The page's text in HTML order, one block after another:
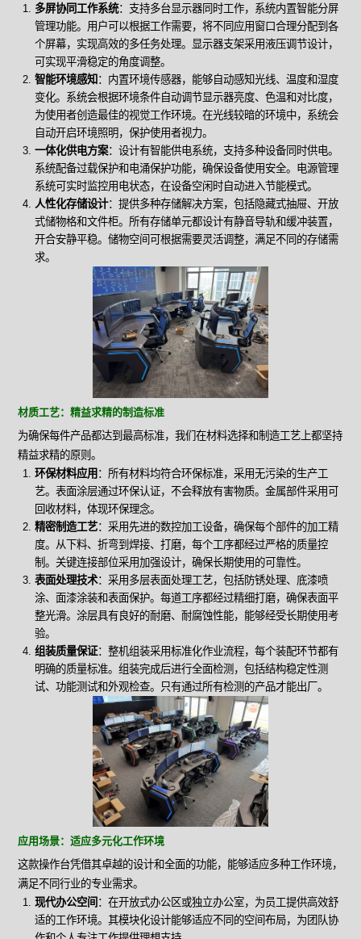
多屏协同工作系统：支持多台显示器同时工作，系统内置智能分屏
管理功能。用户可以根据工作需要，将不同应用窗口合理分配到各
个屏幕，实现高效的多任务处理。显示器支架采用液压调节设计，
可实现平滑稳定的角度调整。
智能环境感知 ：内置环境传感器，能够自动感知光线、温度和湿度
变化。系统会根据环境条件自动调节显示器亮度、色温和对比度，
为使用者创造最佳的视觉工作环境。在光线较暗的环境中，系统会
自动开启环境照明，保护使用者视力。
一体化供电方案：设计有智能供电系统，支持多种设备同时供电。
系统配备过载保护和电涌保护功能，确保设备使用安全。电源管理
系统可实时监控用电状态，在设备空闲时自动进入节能模式。
人性化存储设计：提供多种存储解决方案，包括隐藏式抽屉、开放
式储物格和文件柜。所有存储单元都设计有静音导轨和缓冲装置，
开合安静平稳。储物空间可根据需要灵活调整，满足不同的存储需
求。
材质工艺：精益求精的制造标准
为确保每件产品都达到最高标准，我们在材料选择和制造工艺上都坚持
精益求精的原则。
环保材料应用 ：所有材料均符合环保标准，采用无污染的生产工
艺。表面涂层通过环保认证，不会释放有害物质。金属部件采用可
回收材料，体现环保理念。
精密制造工艺：采用先进的数控加工设备，确保每个部件的加工精
度。从下料、折弯到焊接、打磨，每个工序都经过严格的质量控
制。关键连接部位采用加强设计，确保长期使用的可靠性。
表面处理技术：采用多层表面处理工艺，包括防锈处理、底漆喷
涂、面漆涂装和表面保护。每道工序都经过精细打磨，确保表面平
整光滑。涂层具有良好的耐磨、耐腐蚀性能，能够经受长期使用考
验。
组装质量保证：整机组装采用标准化作业流程，每个装配环节都有
明确的质量标准。组装完成后进行全面检测，包括结构稳定性测
试、功能测试和外观检查。只有通过所有检测的产品才能出厂。
应用场景：适应多元化工作环境
这款操作台凭借其卓越的设计和全面的功能，能够适应多种工作环境，
满足不同行业的专业需求。
现代办公空间 ：在开放式办公区或独立办公室，为员工提供高效舒
适的工作环境。其模块化设计能够适应不同的空间布局，为团队协